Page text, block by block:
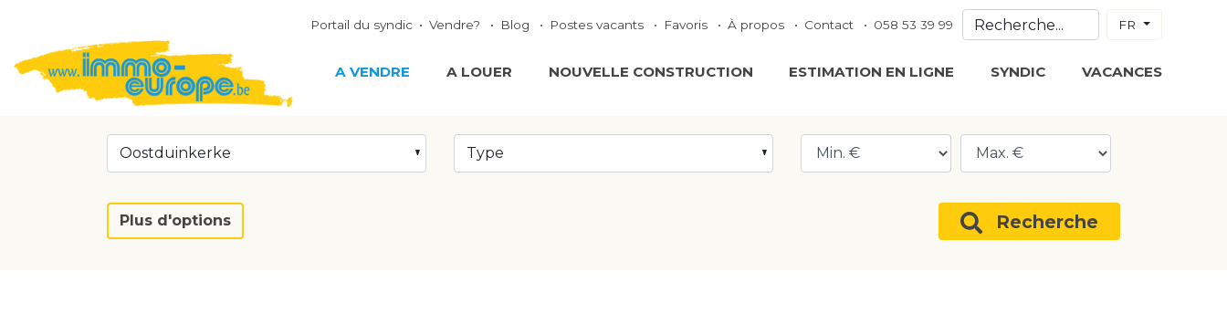
Portail du syndic Vendre? Blog Postes vacants Favoris À propos Contact 058 53 39 99 FR
A VENDRE A LOUER NOUVELLE CONSTRUCTION ESTIMATION EN LIGNE SYNDIC VACANCES
Oostduinkerke Type
Plus d'options Recherche